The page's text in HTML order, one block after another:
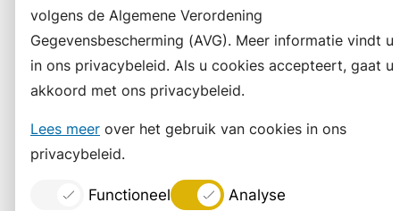
volgens de Algemene Verordening
Gegevensbescherming (AVG). Meer informatie vindt u
in ons privacybeleid. Als u cookies accepteert, gaat u
akkoord met ons privacybeleid.
Lees meer over het gebruik van cookies in ons
privacybeleid.
Functioneel Analyse